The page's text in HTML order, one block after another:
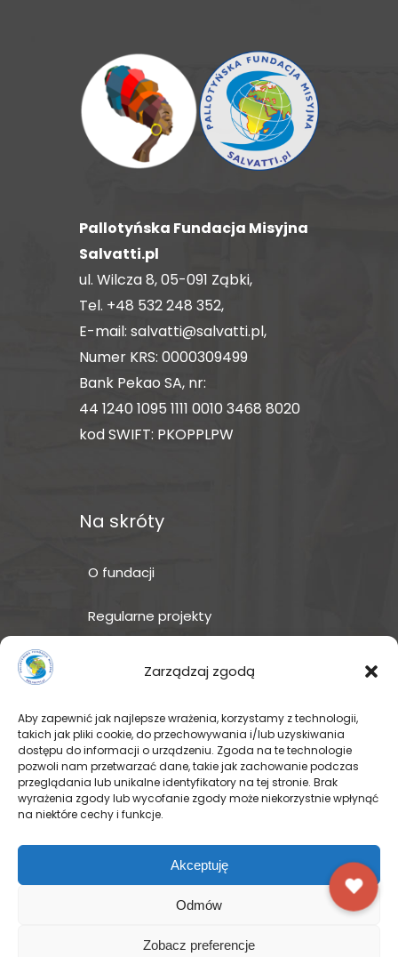
Zarządzaj zgodą
Aby zapewnić jak najlepsze wrażenia, korzystamy z technologii,
takich jak pliki cookie, do przechowywania i/lub uzyskiwania
dostępu do informacji o urządzeniu. Zgoda na te technologie
pozwoli nam przetwarzać dane, takie jak zachowanie podczas
przeglądania lub unikalne identyfikatory na tej stronie. Brak
wyrażenia zgody lub wycofanie zgody może niekorzystnie wpłynąć
na niektóre cechy i funkcje.
Akceptuję
Odmów
Zobacz preferencje
Pallotyńska Fundacja Misyjna
Salvatti.pl
ul. Wilcza 8, 05-091 Ząbki,
Tel. +48 532 248 352,
E-mail: salvatti@salvatti.pl,
Numer KRS: 0000309499
Bank Pekao SA, nr:
44 1240 1095 1111 0010 3468 8020
kod SWIFT: PKOPPLPW
Na skróty
O fundacji
Regularne projekty
Wspomóż teraz – przekaż
darowiznę
© Pallotyńska Fundacja Misyjna
FACEBOOK